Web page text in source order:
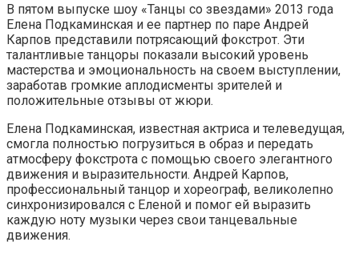
В пятом выпуске шоу «Танцы со звездами» 2013 года
Елена Подкаминская и ее партнер по паре Андрей
Карпов представили потрясающий фокстрот. Эти
талантливые танцоры показали высокий уровень
мастерства и эмоциональность на своем выступлении,
заработав громкие аплодисменты зрителей и
положительные отзывы от жюри.
Елена Подкаминская, известная актриса и телеведущая,
смогла полностью погрузиться в образ и передать
атмосферу фокстрота с помощью своего элегантного
движения и выразительности. Андрей Карпов,
профессиональный танцор и хореограф, великолепно
синхронизировался с Еленой и помог ей выразить
каждую ноту музыки через свои танцевальные
движения.